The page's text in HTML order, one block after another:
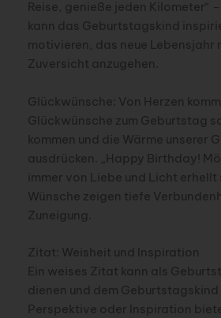
Reise, genieße jeden Kilometer“
kann das Geburtstagskind
motivieren, das neue Lebensjahr
Zuversicht anzugehen.
Glückwünsche: Von Herzen
Glückwünsche zum Geburtstag
kommen und die Wärme unserer
ausdrücken. „Happy Birthday!
immer von Liebe und Licht erhellt
Wünsche zeigen tiefe
Zuneigung.
Zitat: Weisheit und Inspiration
Ein weises Zitat kann als
dienen und dem Geburtstagskind
Perspektive oder Inspiration